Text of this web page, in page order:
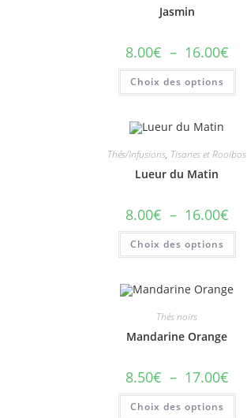
Jasmin
8.00€ – 16.00€
Choix des options
Thés/Infusions, Tisanes et Rooibos
Lueur du Matin
8.00€ – 16.00€
Choix des options
Thés noirs
Mandarine Orange
8.50€ – 17.00€
Choix des options